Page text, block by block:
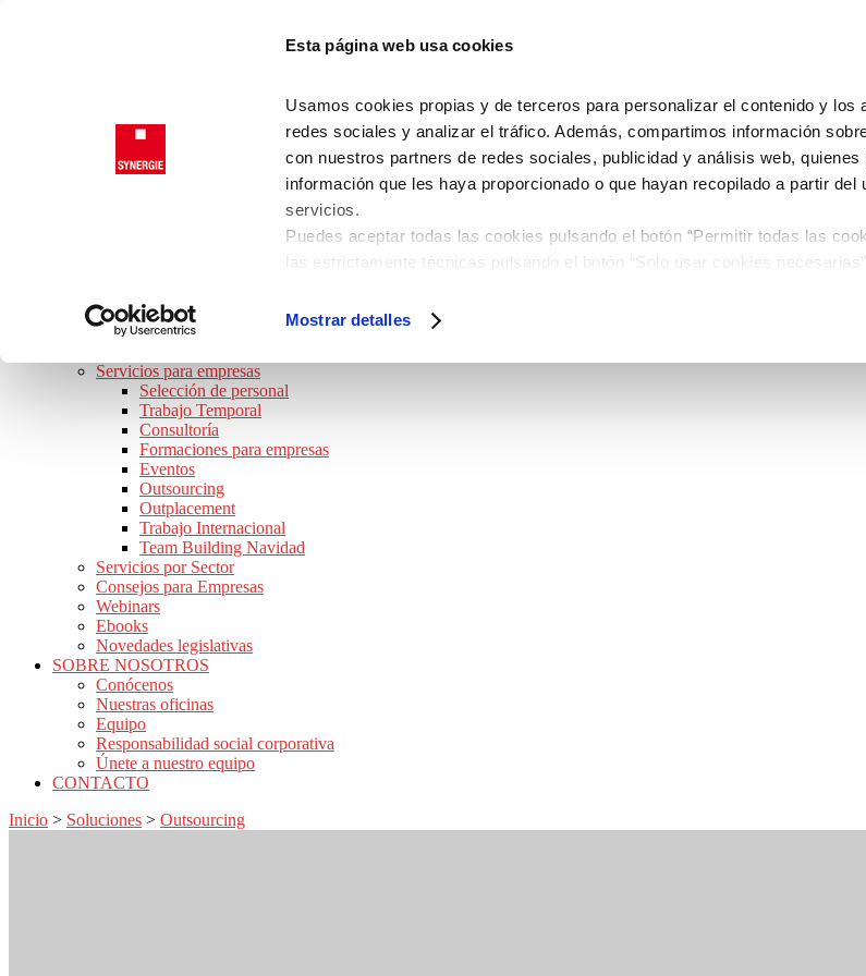
Esta página web usa cookies
Usamos cookies propias y de terceros para personalizar el contenido y los
redes sociales y analizar el tráfico. Además, compartimos información
con nuestros partners de redes sociales, publicidad y análisis web,
información que les haya proporcionado o que hayan recopilado a partir del
servicios.
Puedes aceptar todas las cookies pulsando el botón “Permitir todas las
las estrictamente técnicas pulsando el botón “Solo usar cookies
Consulta nuestra
Política de Cookies
de la página.
Mostrar detalles
JOB TOUR 2026 · ¡APÚNTATE!
Consejos de trabajo
Preguntas frecuentes
Servicios para empresas
Selección de personal
Trabajo Temporal
Consultoría
Formaciones para empresas
Eventos
Outsourcing
Outplacement
Trabajo Internacional
Team Building Navidad
Servicios por Sector
Consejos para Empresas
Webinars
Ebooks
Novedades legislativas
SOBRE NOSOTROS
Conócenos
Nuestras oficinas
Equipo
Responsabilidad social corporativa
Únete a nuestro equipo
CONTACTO
Inicio > Soluciones > Outsourcing